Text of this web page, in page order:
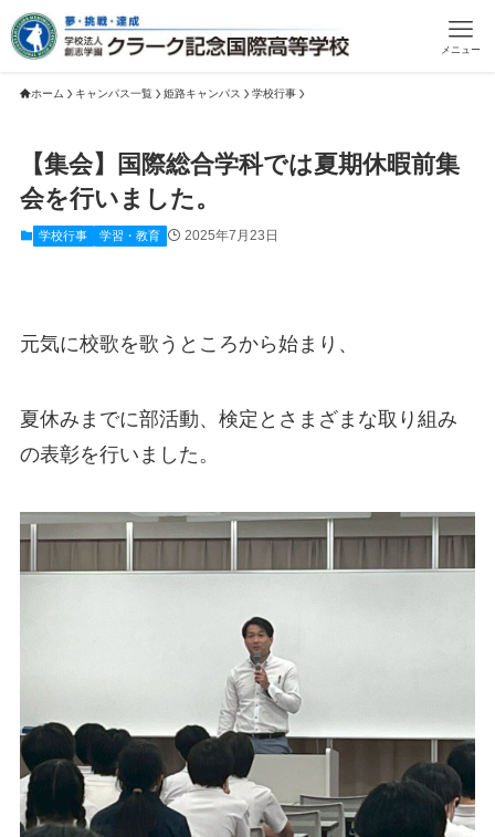
メニュー
ホーム キャンパス一覧 姫路キャンパス 学校行事
【集会】国際総合学科では夏期休暇前集
会を行いました。
学校行事 学習・教育 2025年7月23日
元気に校歌を歌うところから始まり、
夏休みまでに部活動、検定とさまざまな取り組み
の表彰を行いました。